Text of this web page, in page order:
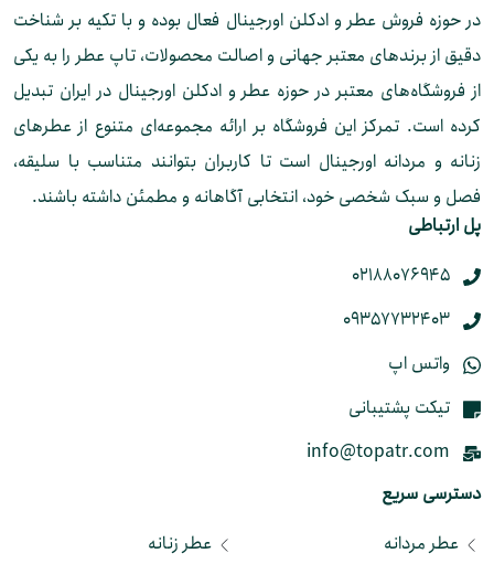
در حوزه فروش عطر و ادکلن اورجینال فعال بوده و با تکیه بر شناخت
دقیق از برندهای معتبر جهانی و اصالت محصولات، تاپ عطر را به یکی
از فروشگاه‌های معتبر در حوزه عطر و ادکلن اورجینال در ایران تبدیل
کرده است. تمرکز این فروشگاه بر ارائه مجموعه‌ای متنوع از عطرهای
زنانه و مردانه اورجینال است تا کاربران بتوانند متناسب با سلیقه،
فصل و سبک شخصی خود، انتخابی آگاهانه و مطمئن داشته باشند.
پل ارتباطی
واتس اپ
تیکت پشتیبانی
دسترسی سریع
عطر مردانه
عطر زنانه